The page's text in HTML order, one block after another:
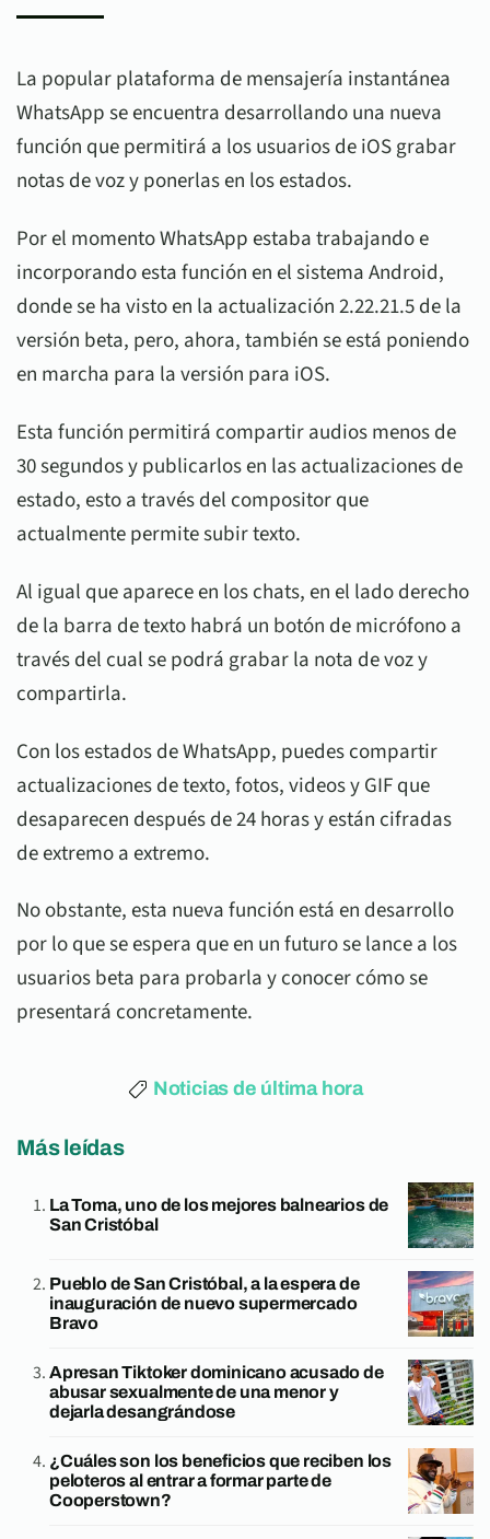
La popular plataforma de mensajería instantánea
WhatsApp se encuentra desarrollando una nueva
función que permitirá a los usuarios de iOS grabar
notas de voz y ponerlas en los estados.
Por el momento WhatsApp estaba trabajando e
incorporando esta función en el sistema Android,
donde se ha visto en la actualización 2.22.21.5 de la
versión beta, pero, ahora, también se está poniendo
en marcha para la versión para iOS.
Esta función permitirá compartir audios menos de
30 segundos y publicarlos en las actualizaciones de
estado, esto a través del compositor que
actualmente permite subir texto.
Al igual que aparece en los chats, en el lado derecho
de la barra de texto habrá un botón de micrófono a
través del cual se podrá grabar la nota de voz y
compartirla.
Con los estados de WhatsApp, puedes compartir
actualizaciones de texto, fotos, videos y GIF que
desaparecen después de 24 horas y están cifradas
de extremo a extremo.
No obstante, esta nueva función está en desarrollo
por lo que se espera que en un futuro se lance a los
usuarios beta para probarla y conocer cómo se
presentará concretamente.
Noticias de última hora
Más leídas
La Toma, uno de los mejores balnearios de
San Cristóbal
Pueblo de San Cristóbal, a la espera de
inauguración de nuevo supermercado
Bravo
Apresan Tiktoker dominicano acusado de
abusar sexualmente de una menor y
dejarla desangrándose
¿Cuáles son los beneficios que reciben los
peloteros al entrar a formar parte de
Cooperstown?